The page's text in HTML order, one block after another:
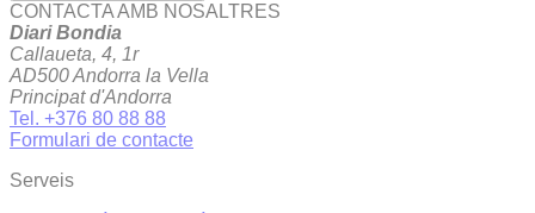
CONTACTA AMB NOSALTRES
Diari Bondia
Callaueta, 4, 1r
AD500 Andorra la Vella
Principat d'Andorra
Tel. +376 80 88 88
Formulari de contacte
Serveis